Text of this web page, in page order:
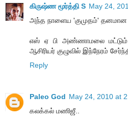
கிருஷ்ண மூர்த்தி S May 24,
அந்த நாளைய 'குமுதம்'
எஸ் ஏ பி அண்ணாமலை மட்டும்
ஆசிரியர் குழுவில் இந்நேரம்
Reply
Paleo God May 24, 2010 at
கலக்கல் மணிஜீ..